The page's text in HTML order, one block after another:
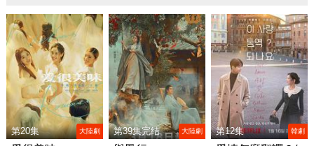
第20集 大陸劇 第39集完结 大陸劇 第12集 韓劇